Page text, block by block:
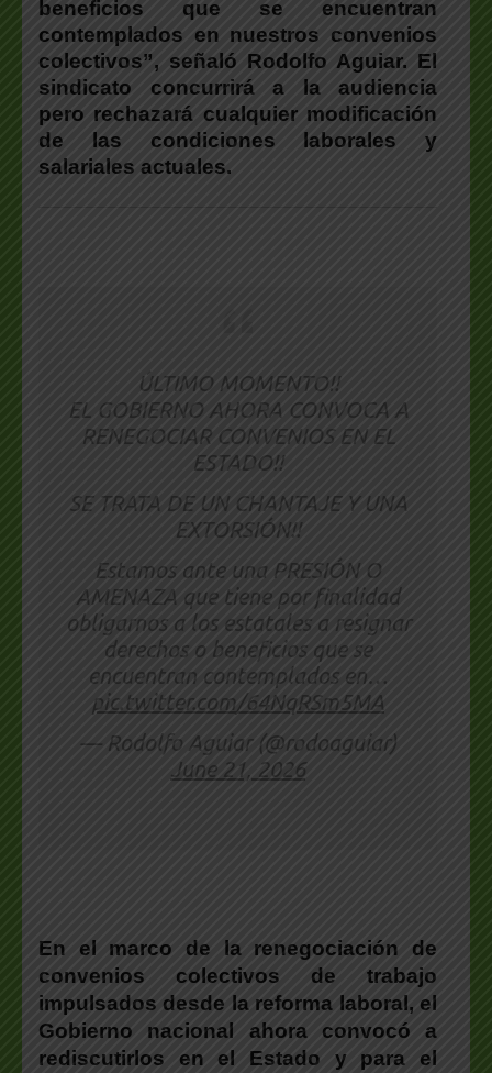
beneficios que se encuentran
contemplados en nuestros convenios
colectivos”, señaló Rodolfo Aguiar. El
sindicato concurrirá a la audiencia
pero rechazará cualquier modificación
de las condiciones laborales y
salariales actuales.
ÚLTIMO MOMENTO!!
EL GOBIERNO AHORA CONVOCA A
RENEGOCIAR CONVENIOS EN EL
ESTADO!!
SE TRATA DE UN CHANTAJE Y UNA
EXTORSIÓN!!
Estamos ante una PRESIÓN O
AMENAZA que tiene por finalidad
obligarnos a los estatales a resignar
derechos o beneficios que se
encuentran contemplados en…
pic.twitter.com/64NqRSm5MA
— Rodolfo Aguiar (@rodoaguiar)
June 21, 2026
En el marco de la renegociación de
convenios colectivos de trabajo
impulsados desde la reforma laboral, el
Gobierno nacional ahora convocó a
rediscutirlos en el Estado y para el